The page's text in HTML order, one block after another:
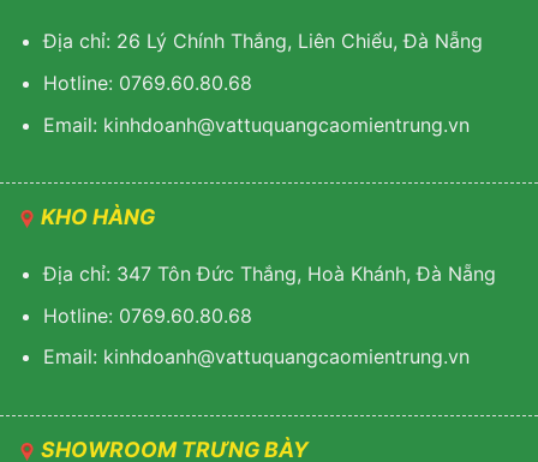
Địa chỉ: 26 Lý Chính Thắng, Liên Chiểu, Đà Nẵng
Hotline: 0769.60.80.68
Email: kinhdoanh@vattuquangcaomientrung.vn
KHO HÀNG
Địa chỉ: 347 Tôn Đức Thắng, Hoà Khánh, Đà Nẵng
Hotline: 0769.60.80.68
Email: kinhdoanh@vattuquangcaomientrung.vn
SHOWROOM TRƯNG BÀY